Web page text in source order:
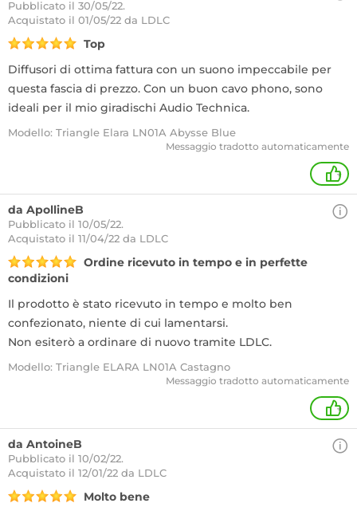
Pubblicato il 30/05/22.
Acquistato il 01/05/22 da LDLC
Top
Diffusori di ottima fattura con un suono impeccabile per
questa fascia di prezzo. Con un buon cavo phono, sono
ideali per il mio giradischi Audio Technica.
Modello: Triangle Elara LN01A Abysse Blue
Messaggio tradotto automaticamente
+
da ApollineB
Pubblicato il 10/05/22.
Acquistato il 11/04/22 da LDLC
Ordine ricevuto in tempo e in perfette
condizioni
Il prodotto è stato ricevuto in tempo e molto ben
confezionato, niente di cui lamentarsi.
Non esiterò a ordinare di nuovo tramite LDLC.
Modello: Triangle ELARA LN01A Castagno
Messaggio tradotto automaticamente
+
da AntoineB
Pubblicato il 10/02/22.
Acquistato il 12/01/22 da LDLC
Molto bene